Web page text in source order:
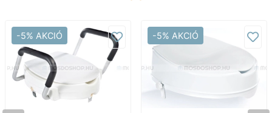
-5% AKCIÓ -5% AKCIÓ